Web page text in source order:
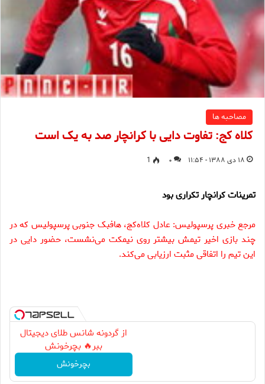
مصاحبه ها
کلاه کج: تفاوت دایی با کرانچار صد به یک است
۱۸ دی ۱۳۸۸ - ۱۱:۵۴ ۰ 1
تمرینات کرانچار تکراری بود
مرجع خبری پرسپولیس:عادل کلاه‌کج، هافبک جنوبی پرسپولیس که در
چند بازی اخیر تیمش بیشتر روی نیمکت می‌نشست، حضور دایی در
این تیم را اتفاقی مثبت ارزیابی می‌کند.
از گردونه شانس طلای دیجیتال
ببر🔥 بچرخونش
بچرخونش